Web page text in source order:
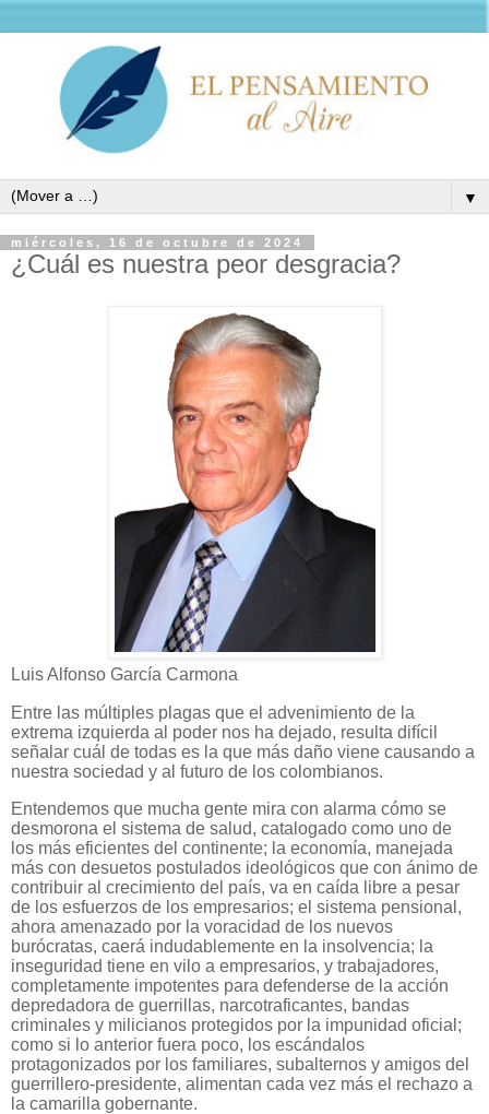
▼
miércoles, 16 de octubre de 2024
¿Cuál es nuestra peor desgracia?
Luis Alfonso García Carmona
Entre las múltiples plagas que el advenimiento de la
extrema izquierda al poder nos ha dejado, resulta difícil
señalar cuál de todas es la que más daño viene causando a
nuestra sociedad y al futuro de los colombianos.
Entendemos que mucha gente mira con alarma cómo se
desmorona el sistema de salud, catalogado como uno de
los más eficientes del continente; la economía, manejada
más con desuetos postulados ideológicos que con ánimo de
contribuir al crecimiento del país, va en caída libre a pesar
de los esfuerzos de los empresarios; el sistema pensional,
ahora amenazado por la voracidad de los nuevos
burócratas, caerá indudablemente en la insolvencia; la
inseguridad tiene en vilo a empresarios, y trabajadores,
completamente impotentes para defenderse de la acción
depredadora de guerrillas, narcotraficantes, bandas
criminales y milicianos protegidos por la impunidad oficial;
como si lo anterior fuera poco, los escándalos
protagonizados por los familiares, subalternos y amigos del
guerrillero-presidente, alimentan cada vez más el rechazo a
la camarilla gobernante.